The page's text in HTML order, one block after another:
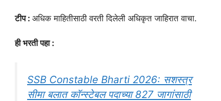
टीप : अधिक माहितीसाठी वरती दिलेली अधिकृत जाहिरात वाचा.
ही भरती पहा :
SSB Constable Bharti 2026: सशस्त्र
सीमा बलात कॉन्स्टेबल पदाच्या 827 जागांसाठी